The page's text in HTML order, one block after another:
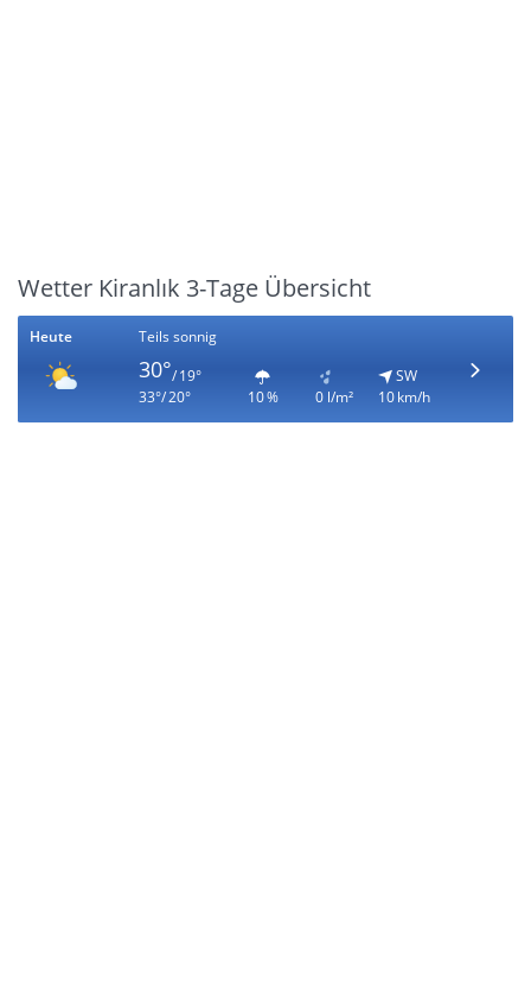
Wetter Kiranlık 3-Tage Übersicht
Heute Teils sonnig
30°/ 19°
33°/ 20°
10 % 0 l/m²
SW
10 km/h